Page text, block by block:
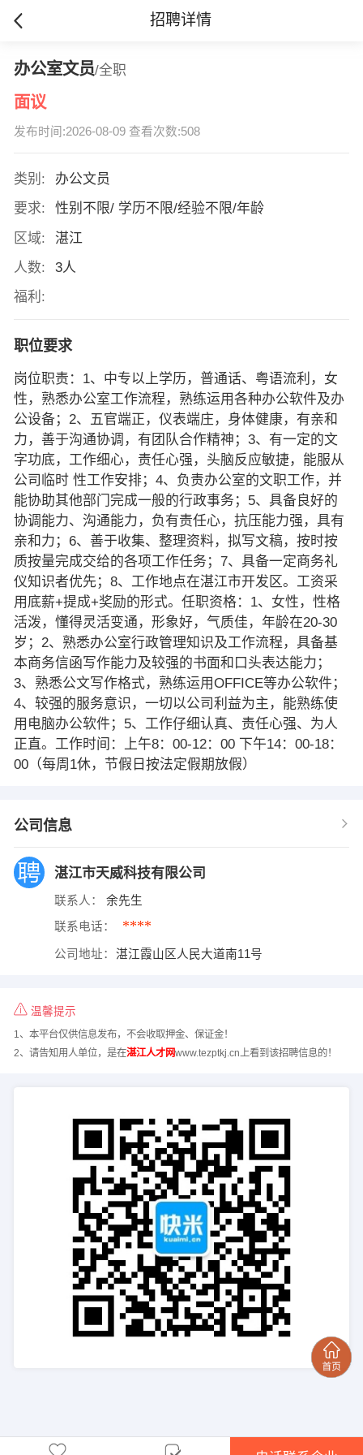
招聘详情
办公室文员/全职
面议
发布时间:2026-08-09 查看次数:508
类别:
办公文员
要求:
性别不限/ 学历不限/经验不限/年龄
区域:
湛江
人数:
3人
福利:
职位要求
岗位职责：1、中专以上学历，普通话、粤语流利，女
性，熟悉办公室工作流程，熟练运用各种办公软件及办
公设备；2、五官端正，仪表端庄，身体健康，有亲和
力，善于沟通协调，有团队合作精神；3、有一定的文
字功底，工作细心，责任心强，头脑反应敏捷，能服从
公司临时 性工作安排；4、负责办公室的文职工作，并
能协助其他部门完成一般的行政事务；5、具备良好的
协调能力、沟通能力，负有责任心，抗压能力强，具有
亲和力；6、善于收集、整理资料，拟写文稿，按时按
质按量完成交给的各项工作任务；7、具备一定商务礼
仪知识者优先；8、工作地点在湛江市开发区。工资采
用底薪+提成+奖励的形式。任职资格：1、女性，性格
活泼，懂得灵活变通，形象好，气质佳，年龄在20-30
岁；2、熟悉办公室行政管理知识及工作流程，具备基
本商务信函写作能力及较强的书面和口头表达能力；
3、熟悉公文写作格式，熟练运用OFFICE等办公软件；
4、较强的服务意识，一切以公司利益为主，能熟练使
用电脑办公软件；5、工作仔细认真、责任心强、为人
正直。工作时间：上午8：00-12：00 下午14：00-18：
00（每周1休，节假日按法定假期放假）
公司信息
湛江市天威科技有限公司
联系人： 余先生
联系电话： ****
公司地址： 湛江霞山区人民大道南11号
温馨提示
1、本平台仅供信息发布，不会收取押金、保证金！
2、请告知用人单位，是在湛江人才网www.tezptkj.cn上看到该招聘信息的！